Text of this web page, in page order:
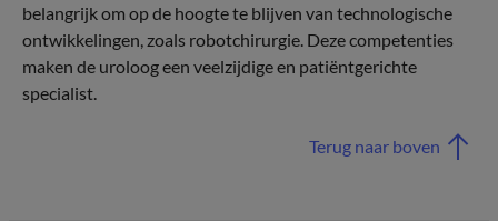
belangrijk om op de hoogte te blijven van technologische
ontwikkelingen, zoals robotchirurgie. Deze competenties
maken de uroloog een veelzijdige en patiëntgerichte
specialist.
Terug naar boven